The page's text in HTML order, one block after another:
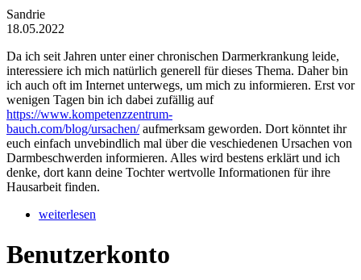
Sandrie
18.05.2022
Da ich seit Jahren unter einer chronischen Darmerkrankung leide,
interessiere ich mich natürlich generell für dieses Thema. Daher bin
ich auch oft im Internet unterwegs, um mich zu informieren. Erst vor
wenigen Tagen bin ich dabei zufällig auf
https://www.kompetenzzentrum-
bauch.com/blog/ursachen/aufmerksam geworden. Dort könntet ihr
euch einfach unvebindlich mal über die veschiedenen Ursachen von
Darmbeschwerden informieren. Alles wird bestens erklärt und ich
denke, dort kann deine Tochter wertvolle Informationen für ihre
Hausarbeit finden.
weiterlesen
Benutzerkonto